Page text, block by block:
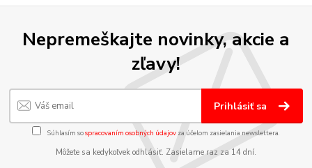
Nepremeškajte novinky, akcie a
zľavy!
Prihlásiť sa
Súhlasím sospracovaním osobných údajov za účelom zasielania newslettera.
Môžete sa kedykoľvek odhlásiť. Zasielame raz za 14 dní.